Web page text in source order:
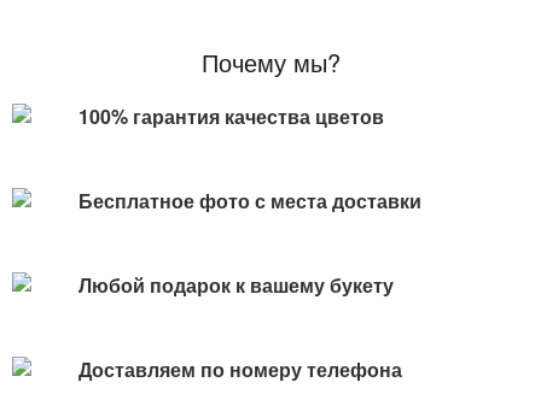
Почему мы?
100% гарантия качества цветов
Бесплатное фото с места доставки
Любой подарок к вашему букету
Доставляем по номеру телефона